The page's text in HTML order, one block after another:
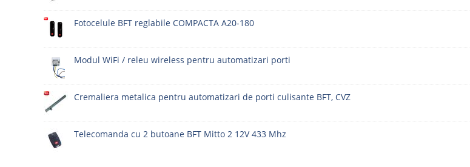
Fotocelule BFT reglabile COMPACTA A20-180
Modul WiFi / releu wireless pentru automatizari porti
Cremaliera metalica pentru automatizari de porti culisante BFT, CVZ
Telecomanda cu 2 butoane BFT Mitto 2 12V 433 Mhz